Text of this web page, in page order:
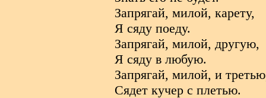
Запрягай, милой, карету,
Я сяду поеду.
Запрягай, милой, другую,
Я сяду в любую.
Запрягай, милой, и
Сядет кучер с плетью.